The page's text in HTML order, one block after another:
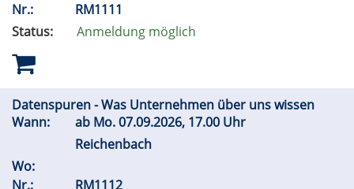
Nr.:
RM1111
Status:
Anmeldung möglich
Datenspuren - Was Unternehmen über uns wissen
Wann:
ab Mo.07.09.2026, 17.00 Uhr
Reichenbach
Wo:
Nr.:
RM1112